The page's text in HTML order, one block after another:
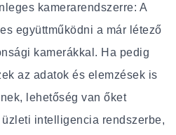
kamerarendszerre: A
együttműködni a már létező
kamerákkal. Ha pedig
az adatok és elemzések is
lehetőség van őket
intelligencia rendszerbe,